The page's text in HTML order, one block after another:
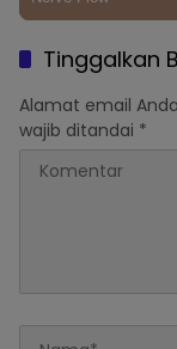
Tinggalkan
Alamat email
wajib ditandai *